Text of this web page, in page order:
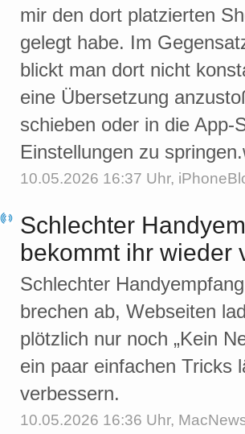
mir den dort platzierten
gelegt habe. Im
blickt man dort nicht
eine Übersetzung
schieben oder in die App-
Einstellungen zu
10.05.2026 16:37 Uhr,
Schlechter
bekommt ihr wieder
Schlechter
brechen ab, Webseiten
plötzlich nur noch „Kein
ein paar einfachen Tricks
verbessern.
10.05.2026 16:36 Uhr,